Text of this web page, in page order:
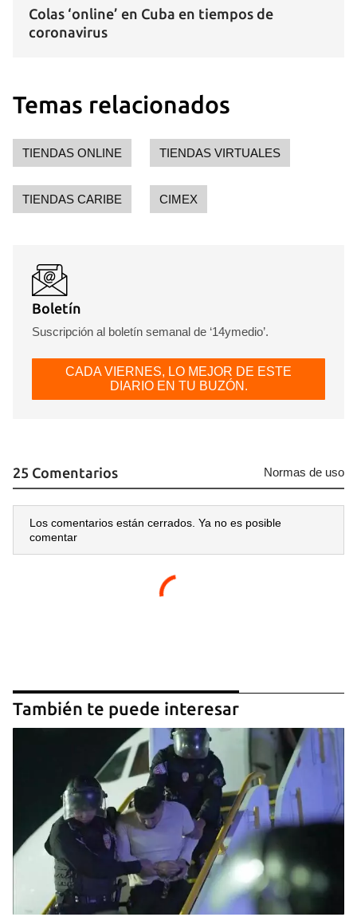
Colas ‘online’ en Cuba en tiempos de
coronavirus
Temas relacionados
TIENDAS ONLINE TIENDAS VIRTUALES
TIENDAS CARIBE CIMEX
Boletín
Suscripción al boletín semanal de ‘14ymedio’.
CADA VIERNES, LO MEJOR DE ESTE
DIARIO EN TU BUZÓN.
25 Comentarios Normas de uso
Los comentarios están cerrados. Ya no es posible
comentar
También te puede interesar